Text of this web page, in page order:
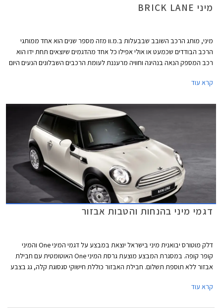
מיני BRICK LANE
מיני, מותג הרכב השובב שבבעלות ב.מ.וו מזה מספר שנים הוא אחד ממותגי
הרכב הבודדים שכמעט או אולי אפילו כל אחד מהדגמים שיוצאים תחת ידו הוא
רכב המספק הנאה בנהיגה וחוויה מרעננת לעומת הרכבים השבלונים הנעים היום
הארץ, זה המקום לספר כי בחמישה החודשים הראשונים של השנה העלתה מיני
אשתקד.
קרא עוד
דגמי מיני בהנחות והטבות אבזור
דלק מוטורס יבואנית מיני בישראל יוצאת במבצע על דגמי המיני One והמיני
קופר קופה. במסגרת המבצע מוצעת גרסת המיני One האוטומטית עם חבילת
אבזור ללא תוספת תשלום. חבילת האבזור כוללת חישוקי סגסוגת קלה, גג בצבע
קרא עוד